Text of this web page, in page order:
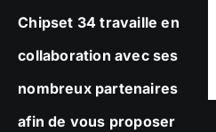
Chipset 34 travaille en
collaboration avec ses
nombreux partenaires
afin de vous proposer